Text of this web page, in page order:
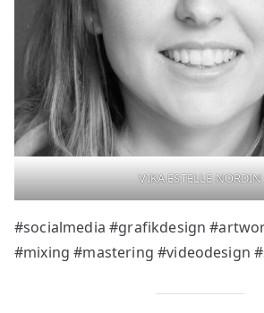
VIKA ESTELLE NORDIN
#socialmedia #grafikdesign
#mixing #mastering #videodesign